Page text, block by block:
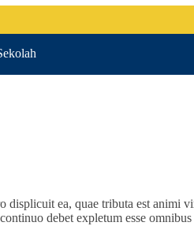
ea, quae tributa est animi
debet expletum esse